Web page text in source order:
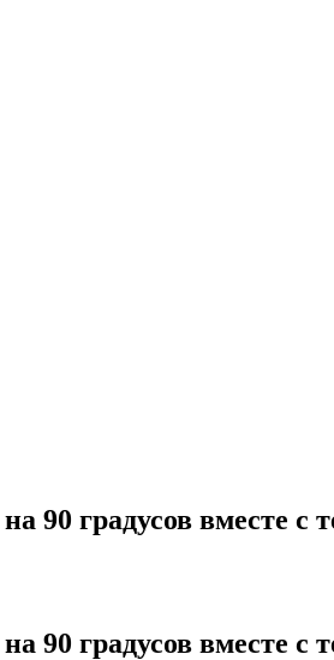
90 градусов вместе с
90 градусов вместе с